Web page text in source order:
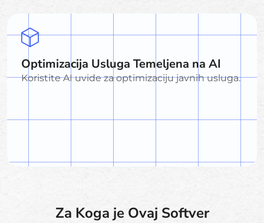
Optimizacija Usluga Temeljena na AI
Koristite AI uvide za optimizaciju javnih usluga.
Za Koga je Ovaj Softver